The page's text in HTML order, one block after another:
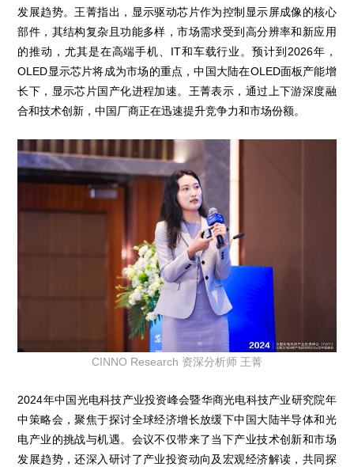
发展趋势。王菁指出，显示驱动芯片作为控制显示屏成像的核心
部件，其结构复杂且功能多样，市场需求受到高分辨率和新应用
的推动，尤其是在高端手机、IT和车载行业。预计到2026年，
OLED显示芯片将成为市场的重点，中国大陆在OLED面板产能增
长下，显示芯片国产化进程加速。王菁表示，通过上下游深度融
合和技术创新，中国厂商正在迅速提升竞争力和市场份额。
CINNO Research 资深分析师 王菁
2024年中国光电科技产业投资峰会暨华商光电科技产业研究院年
中策略会，聚焦于探讨全球经济增长放缓下中国大陆半导体和光
电产业的挑战与机遇。会议不仅带来了当下产业技术创新和市场
发展趋势，还深入研讨了产业投资动向及宏观经济解读，共同探